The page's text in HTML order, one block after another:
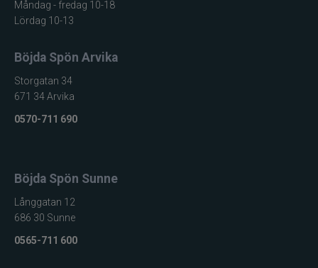
Måndag - fredag 10-18
Lördag 10-13
Böjda Spön Arvika
Storgatan 34
671 34 Arvika
0570-711 690
Böjda Spön Sunne
Långgatan 12
686 30 Sunne
0565-711 600